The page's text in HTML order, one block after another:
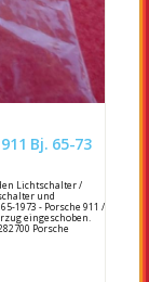
Bj. 65-73
Lichtschalter /
und
1973 - Porsche 911 /
eingeschoben.
Porsche